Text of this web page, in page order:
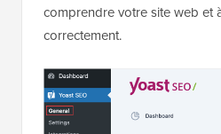
comprendre votre site web et
correctement.